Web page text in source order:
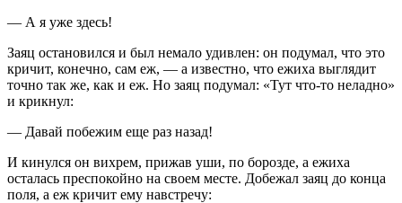
— А я уже здесь!
Заяц остановился и был немало удивлен: он подумал, что это
кричит, конечно, сам еж, — а известно, что ежиха выглядит
точно так же, как и еж. Но заяц подумал: «Тут что-то неладно»
и крикнул:
— Давай побежим еще раз назад!
И кинулся он вихрем, прижав уши, по борозде, а ежиха
осталась преспокойно на своем месте. Добежал заяц до конца
поля, а еж кричит ему навстречу: